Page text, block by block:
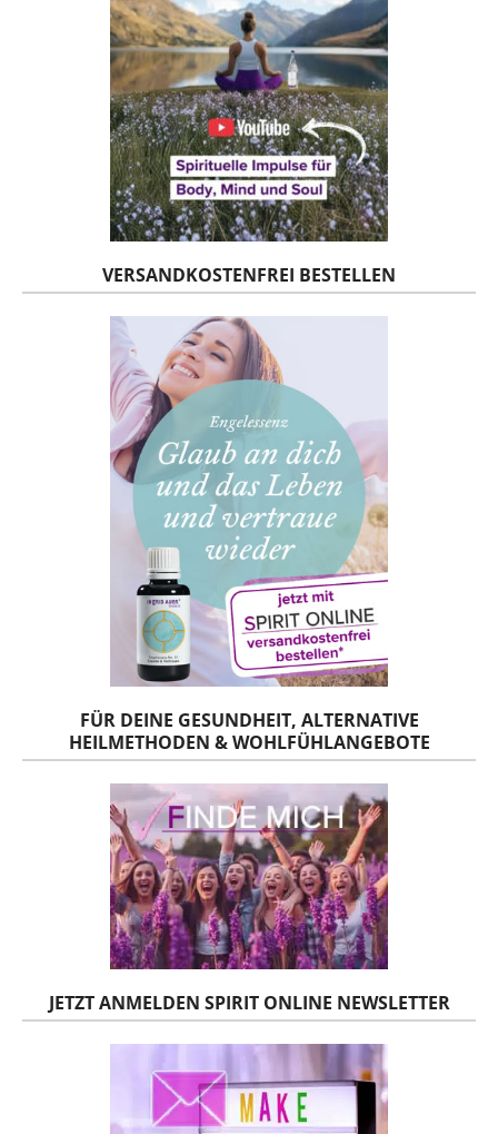
VERSANDKOSTENFREI BESTELLEN
FÜR DEINE GESUNDHEIT, ALTERNATIVE
HEILMETHODEN & WOHLFÜHLANGEBOTE
JETZT ANMELDEN SPIRIT ONLINE NEWSLETTER